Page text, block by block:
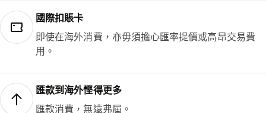
國際扣賬卡
即使在海外消費，亦毋須擔心匯率提價或高昂交易費
用。
匯款到海外慳得更多
匯款消費，無遠弗屆。